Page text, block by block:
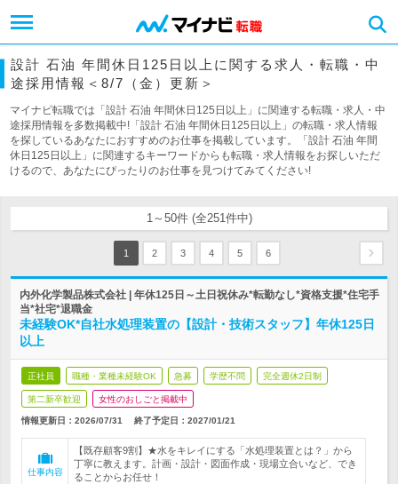
設計 石油 年間休日125日以上に関する求人・転職・中
途採用情報＜8/7（金）更新＞
マイナビ転職では「設計 石油 年間休日125日以上」に関連する転職・求人・中
途採用情報を多数掲載中!「設計 石油 年間休日125日以上」の転職・求人情報
を探しているあなたにおすすめのお仕事を掲載しています。「設計 石油 年間
休日125日以上」に関連するキーワードからも転職・求人情報をお探しいただ
けるので、あなたにぴったりのお仕事を見つけてみてください!
1～50件 (全251件中)
1 2 3 4 5 6
内外化学製品株式会社 | 年休125日～土日祝休み*転勤なし*資格支援*住宅手
当*社宅*退職金
未経験OK*自社水処理装置の【設計・技術スタッフ】年休125日
以上
正社員 職種・業種未経験OK 急募 学歴不問 完全週休2日制
第二新卒歓迎 女性のおしごと掲載中
情報更新日：2026/07/31 終了予定日： 2027/01/21
仕事内容
【既存顧客9割】★水をキレイにする「水処理装置とは？」から
丁寧に教えます。計画・設計・図面作成・現場立合いなど、でき
ることからお任せ！